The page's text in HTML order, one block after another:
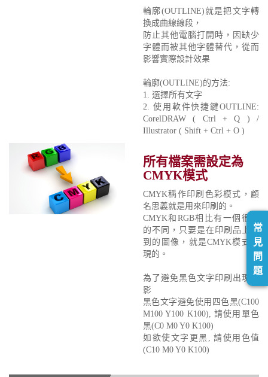
輪廓(OUTLINE)就是把文字轉
換成曲線線段，
防止其他電腦打開時，因缺少
字體而被其他字體替代，從而
影響實際設計效果
輪廓(OUTLINE)的方法:
1. 選擇所有文字
2. 使用軟件快捷鍵OUTLINE:
CorelDRAW ( Ctrl + Q ) /
Illustrator ( Shift + Ctrl + O )
所有檔案需設定為
CMYK模式
CMYK稱作印刷色彩模式，顧
名思義就是用來印刷的。
CMYK和RGB相比有一個很大
的不同，只要是在印刷品上看
到的圖像，就是CMYK模式表
現的。
為了避免黑色文字印刷出現重
影
黑色文字避免使用四色黑(C100
M100 Y100 K100), 請使用單色
黑(C0 M0 Y0 K100)
如欲使文字更黑, 請使用色值
(C10 M0 Y0 K100)
常
見
問
題